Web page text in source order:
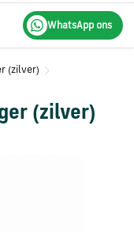
WhatsApp ons
(zilver)
(zilver)